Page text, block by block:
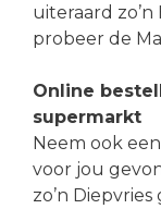
uiteraard
probeer de
Online
supermarkt
Neem ook
voor jou
zo’n